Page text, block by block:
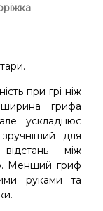
при грі ніж
грифа
ускладнює
для
відстань між
Менший гриф
руками та